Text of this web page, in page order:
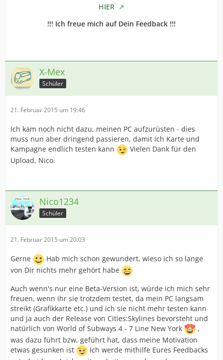
HIER
!!! Ich freue mich auf Dein Feedback !!!
X-Mex
Schüler
21. Februar 2015 um 19:46
Ich kam noch nicht dazu, meinen PC aufzurüsten - dies
muss nun aber dringend passieren, damit ich Karte und
Kampagne endlich testen kann
Vielen Dank für den
Upload, Nico.
Nico1234
Schüler
21. Februar 2015 um 20:03
Gerne
Hab mich schon gewundert, wieso ich so lange
von Dir nichts mehr gehört habe
Auch wenn's nur eine Beta-Version ist, würde ich mich sehr
freuen, wenn ihr sie trotzdem testet, da mein PC langsam
streikt (Grafikkarte etc.) und ich sie nicht mehr testen kann
und ja auch der Release von Cities:Skylines bevorsteht und
natürlich von World of Subways 4 - 7 Line New York
,
was dazu führt bzw, geführt hat, dass meine Motivation
etwas gesunken ist
Ich werde mithilfe Eures Feedbacks